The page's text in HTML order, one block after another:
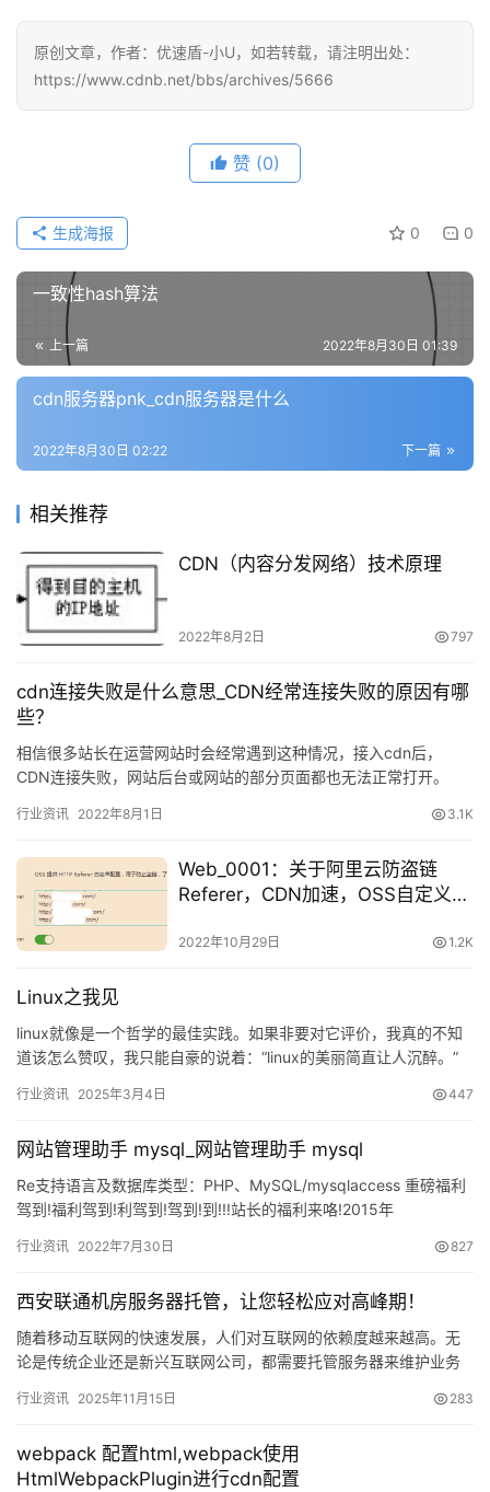
问
答
社
区
优
动
态
登录 注册
原创文章，作者：优速盾-小U，如若转载，请注明出处：
https://www.cdnb.net/bbs/archives/5666
赞 (0)
0 0
生成海报
一致性hash算法
上一篇 2022年8月30日 01:39
cdn服务器pnk_cdn服务器是什么
下一篇
2022年8月30日 02:22
相关推荐
CDN（内容分发网络）技术原理
2022年8月2日 797
cdn连接失败是什么意思_CDN经常连接失败的原因有哪
些？
相信很多站长在运营网站时会经常遇到这种情况，接入cdn后，
CDN连接失败，网站后台或网站的部分页面都也无法正常打开。
行业资讯 2022年8月1日 3.1K
Web_0001：关于阿里云防盗链
Referer，CDN加速，OSS自定义域
2022年10月29日 1.2K
Linux之我见
linux就像是一个哲学的最佳实践。如果非要对它评价，我真的不知
道该怎么赞叹，我只能自豪的说着：“linux的美丽简直让人沉醉。”
行业资讯 2025年3月4日 447
网站管理助手 mysql_网站管理助手 mysql
Re支持语言及数据库类型：PHP、MySQL/mysqlaccess 重磅福利
驾到!福利驾到!利驾到!驾到!到!!!站长的福利来咯!2015年
行业资讯 2022年7月30日 827
西安联通机房服务器托管，让您轻松应对高峰期！
随着移动互联网的快速发展，人们对互联网的依赖度越来越高。无
论是传统企业还是新兴互联网公司，都需要托管服务器来维护业务
提供商…
行业资讯 2025年11月15日 283
webpack 配置html,webpack使用
HtmlWebpackPlugin进行cdn配置